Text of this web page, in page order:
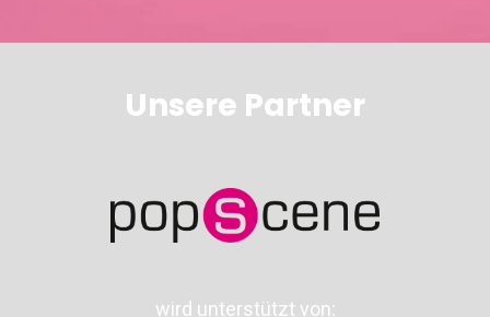
Unsere Partner
wird unterstützt von: